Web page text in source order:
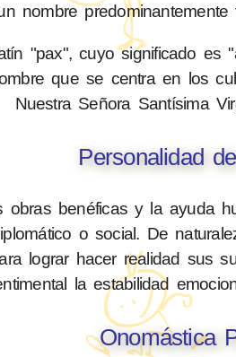
nombre predominantemente
"pax", cuyo significado es
que se centra en los
Nuestra Señora Santísima
Personalidad
benéficas y la ayuda
o social. De
lograr hacer realidad sus
la estabilidad
Onomástica